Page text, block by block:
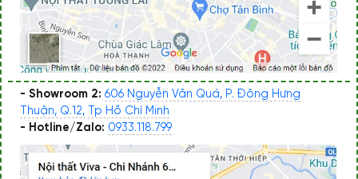
- Showroom 2: 606 Nguyễn Văn Quá, P. Đông Hưng
Thuận, Q.12, Tp Hồ Chí Minh
- Hotline/Zalo: 0933.118.799